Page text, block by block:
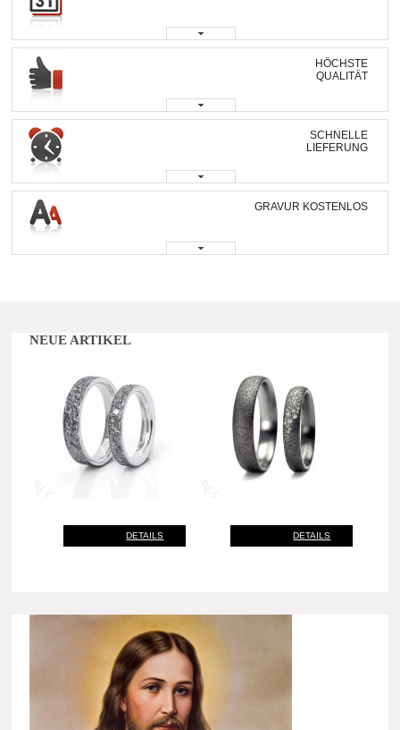
HÖCHSTE
QUALITÄT
SCHNELLE
LIEFERUNG
GRAVUR KOSTENLOS
NEUE ARTIKEL
DETAILS DETAILS